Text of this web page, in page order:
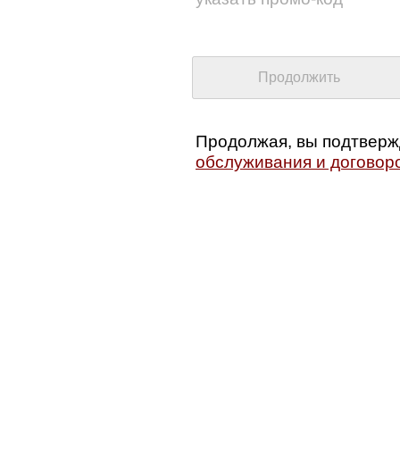
Продолжая, вы
обслуживания и